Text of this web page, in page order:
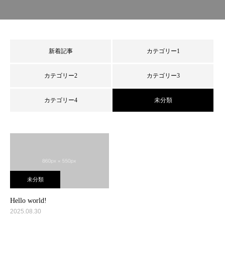
新着記事 カテゴリー1
カテゴリー2 カテゴリー3
カテゴリー4 未分類
未分類
Hello world!
2025.08.30